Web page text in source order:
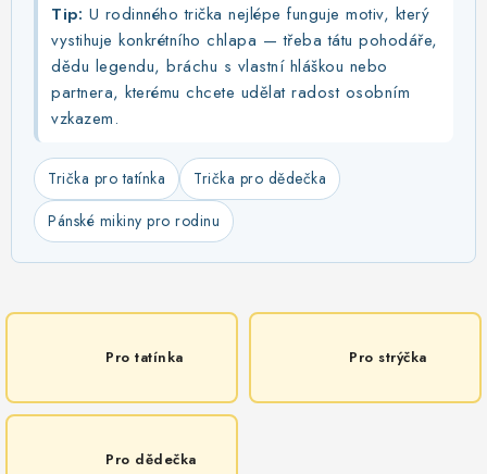
Zásady zpracování ochrany osobních údajů
Napište nám
Kontakty
Tip: U rodinného trička nejlépe funguje motiv, který
vystihuje konkrétního chlapa — třeba tátu pohodáře,
dědu legendu, bráchu s vlastní hláškou nebo
partnera, kterému chcete udělat radost osobním
vzkazem.
Trička pro tatínka
Trička pro dědečka
Pánské mikiny pro rodinu
Pro tatínka Pro strýčka
Pro dědečka